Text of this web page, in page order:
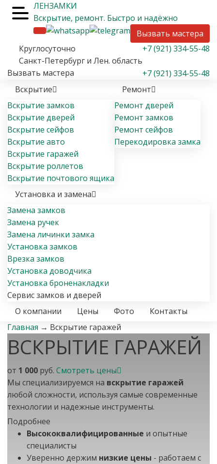
ЛЕНЗАМКИ
Вскрытие, ремонт. Быстро и надёжно
Вызвать мастера
+7 (921) 334-55-48
Круглосуточно
Санкт-Петербург и Лен. область
Вызвать мастера
+7 (921) 334-55-48
Вскрытие
Вскрытие замков
Вскрытие дверей
Вскрытие сейфов
Вскрытие авто
Вскрытие гаражей
Вскрытие роллетов
Вскрытие почтового ящика
Ремонт
Ремонт дверей
Ремонт замков
Ремонт сейфов
Перекодировка замка
Установка и замена
Замена замков
Замена ручек
Замена личинки замка
Установка замков
Врезка замков
Установка доводчика
Установка броненакладки
Сервис замков и дверей
О компании
Цены Фото
Контакты
Главная → Вскрытие гаражей
ВСКРЫТИЕ ГАРАЖЕЙ
от 1 000 руб. Смотреть цены
Мы специализируемся на вскрытие гаражей
любой сложности, используя самые современные
технологии и надежные инструменты.
Наша команда профессионалов быстро и аккуратно
решит ваши проблемы без каких-либо
повреждений.
Подробнее
Высококвалифицированные и опытные
специалисты
Уверенно держим низкие цены - работаем с